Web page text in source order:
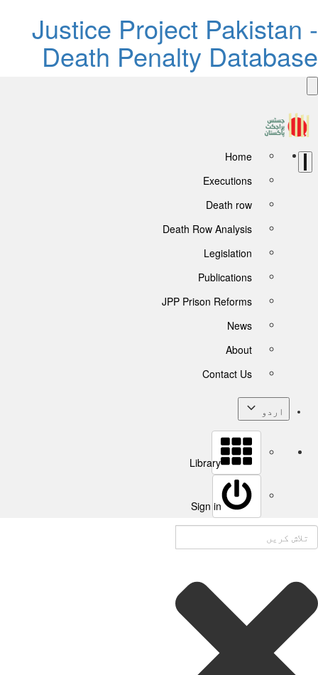
Justice Project
Death Penalty
Home
Executions
Death row
Death Row Analysis
Legislation
Publications
JPP Prison Reforms
News
About
Contact Us
اردو
Library
Sign in